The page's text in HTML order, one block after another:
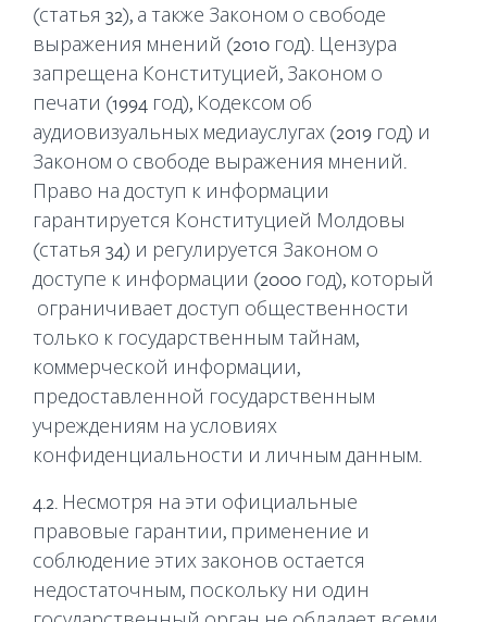
(статья 32), а также Законом о свободе
выражения мнений (2010 год). Цензура
запрещена Конституцией, Законом о
печати (1994 год), Кодексом об
аудиовизуальных медиауслугах (2019 год) и
Законом о свободе выражения мнений.
Право на доступ к информации
гарантируется Конституцией Молдовы
(статья 34) и регулируется Законом о
доступе к информации (2000 год), который
ограничивает доступ общественности
только к государственным тайнам,
коммерческой информации,
предоставленной государственным
учреждениям на условиях
конфиденциальности и личным данным.
4.2. Несмотря на эти официальные
правовые гарантии, применение и
соблюдение этих законов остается
недостаточным, поскольку ни один